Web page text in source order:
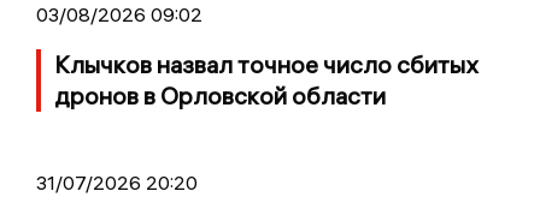
03/08/2026 09:02
Клычков назвал точное число сбитых
дронов в Орловской области
31/07/2026 20:20